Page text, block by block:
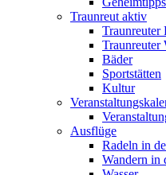
Traunreut aktiv
Traunreuter
Traunreuter
Bäder
Sportstätten
Kultur
Ausflüge
Radeln in
Wandern in